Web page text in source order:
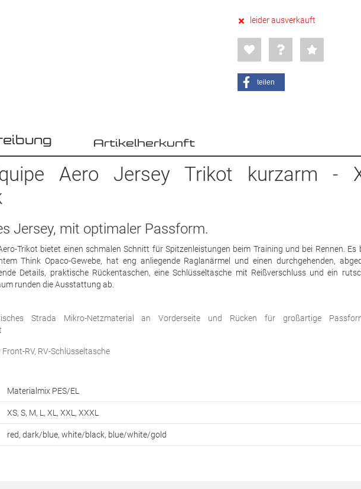
leider ausverkauft
teilen
Artikelherkunft
Aero Jersey Trikot kurzarm -
Jersey, mit optimaler Passform.
Trikot bietet einen schmalen Schnitt für Spitzenleistungen beim Training und bei Rennen. Es
Think Opaco-Gewebe, hat eng anliegende Raglanärmel und einen durchgehenden,
Details, praktische Rückentaschen, eine Schlüsseltasche mit Reißverschluss und ein
runden die Ausstattung ab.
Strada Mikro-Netzmaterial an Vorderseite und Rücken für großartige
RV, RV-Schlüsseltasche
Materialmix PES/EL
XS, S, M, L, XL, XXL, XXXL
red, dark/blue, white/black, blue/white/gold